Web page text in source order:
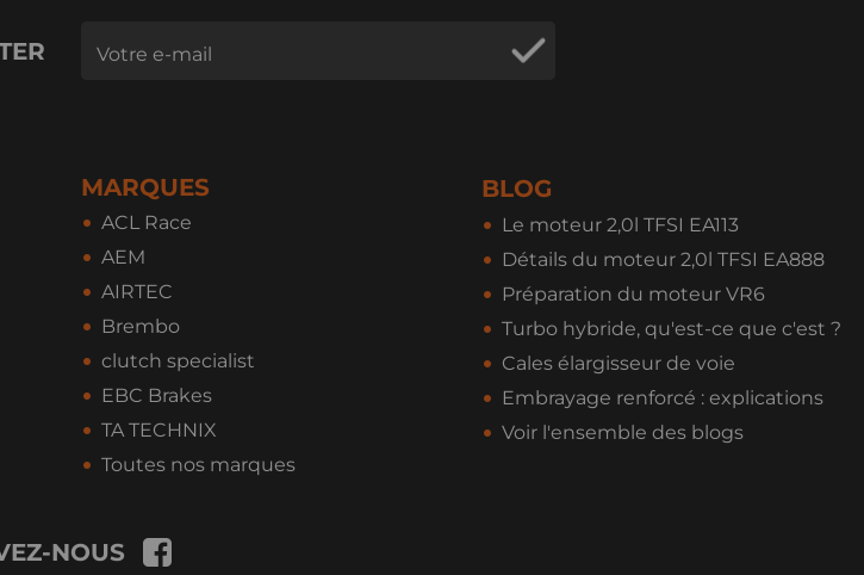
MARQUES
ACL Race
AEM
AIRTEC
Brembo
clutch specialist
EBC Brakes
TA TECHNIX
Toutes nos marques
BLOG
Le moteur 2,0l TFSI EA113
Détails du moteur 2,0l TFSI EA888
Préparation du moteur VR6
Turbo hybride, qu'est-ce que c'est ?
Cales élargisseur de voie
Embrayage renforcé : explications
Voir l'ensemble des blogs
NOUS